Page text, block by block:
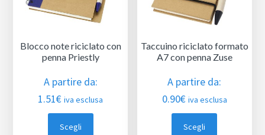
Blocco note riciclato con
penna Priestly
A partire da:
1.51€ iva esclusa
Scegli
Taccuino riciclato formato
A7 con penna Zuse
A partire da:
0.90€ iva esclusa
Scegli